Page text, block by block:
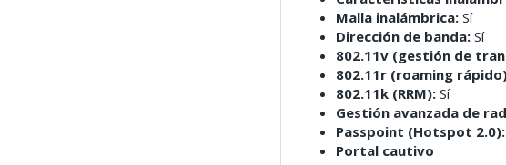
Malla inalámbrica: Sí
Dirección de banda: Sí
802.11v (gestión de
802.11r (roaming
802.11k (RRM): Sí
Gestión avanzada de
Passpoint (Hotspot 2.0):
Portal cautivo